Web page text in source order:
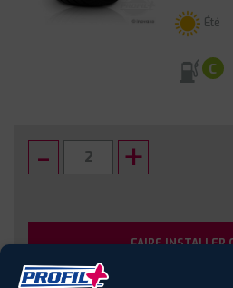
Été
C
FAIRE INSTALLER
Sous réserve de